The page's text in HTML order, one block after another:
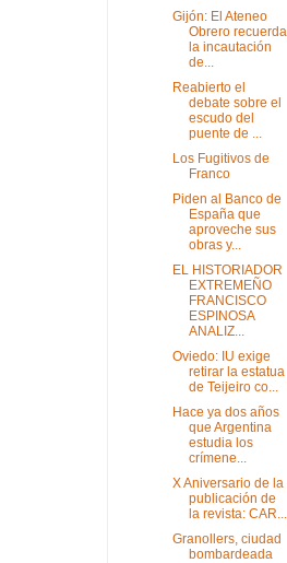
Gijón: El Ateneo
Obrero recuerda
la incautación
de...
Reabierto el
debate sobre el
escudo del
puente de ...
Los Fugitivos de
Franco
Piden al Banco de
España que
aproveche sus
obras y...
EL HISTORIADOR
EXTREMEÑO
FRANCISCO
ESPINOSA
ANALIZ...
Oviedo: IU exige
retirar la estatua
de Teijeiro co...
Hace ya dos años
que Argentina
estudia los
crímene...
X Aniversario de la
publicación de
la revista: CAR...
Granollers, ciudad
bombardeada